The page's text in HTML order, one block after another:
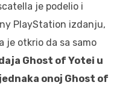
je podelio i
PlayStation izdanju,
je otkrio da sa samo
Ghost of Yotei u
onoj Ghost of